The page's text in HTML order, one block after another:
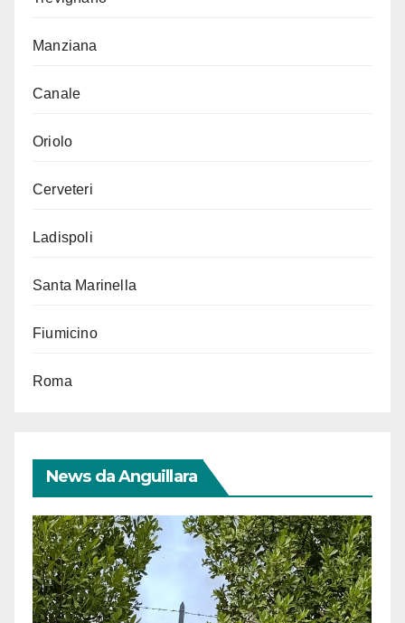
Manziana
Canale
Oriolo
Cerveteri
Ladispoli
Santa Marinella
Fiumicino
Roma
News da Anguillara